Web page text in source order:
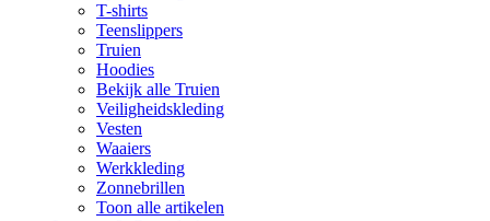
T-shirts
Teenslippers
Truien
Hoodies
Bekijk alle Truien
Veiligheidskleding
Vesten
Waaiers
Werkkleding
Zonnebrillen
Toon alle artikelen